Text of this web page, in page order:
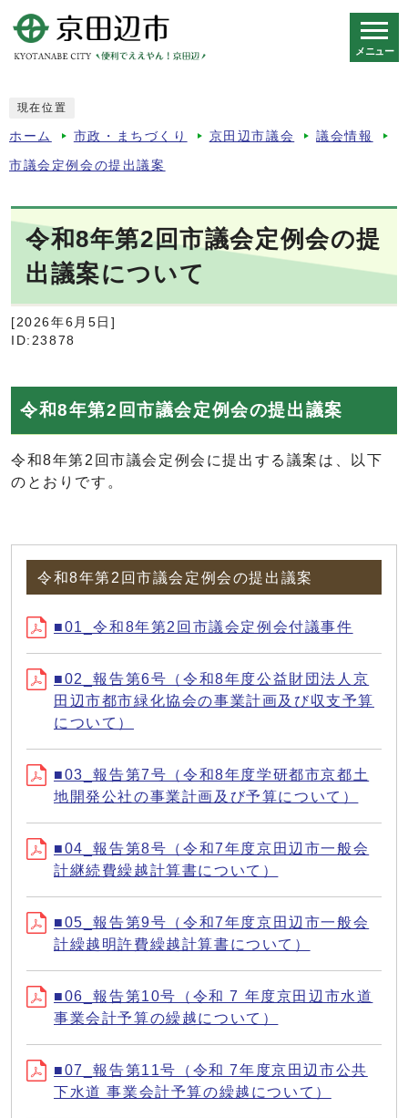
メニュー
現在位置
ホーム 市政・まちづくり 京田辺市議会 議会情報
市議会定例会の提出議案
令和8年第2回市議会定例会の提
出議案について
[2026年6月5日]
ID:23878
令和8年第2回市議会定例会の提出議案
令和8年第2回市議会定例会に提出する議案は、以下
のとおりです。
令和8年第2回市議会定例会の提出議案
■01_令和8年第2回市議会定例会付議事件
■02_報告第6号（令和8年度公益財団法人京
田辺市都市緑化協会の事業計画及び収支予算
について）
■03_報告第7号（令和8年度学研都市京都土
地開発公社の事業計画及び予算について）
■04_報告第8号（令和7年度京田辺市一般会
計継続費繰越計算書について）
■05_報告第9号（令和7年度京田辺市一般会
計繰越明許費繰越計算書について）
■06_報告第10号（令和 7 年度京田辺市水道
事業会計予算の繰越について）
■07_報告第11号（令和 7年度京田辺市公共
下水道 事業会計予算の繰越について）